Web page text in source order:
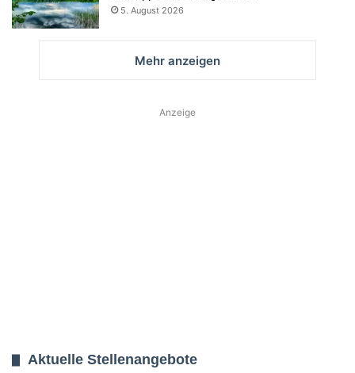
5. August 2026
Mehr anzeigen
Anzeige
Aktuelle Stellenangebote